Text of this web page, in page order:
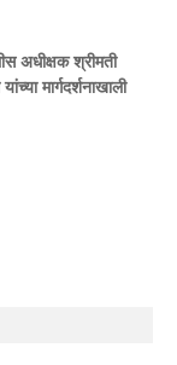
अधीक्षक श्रीमती
मार्गदर्शनाखाली